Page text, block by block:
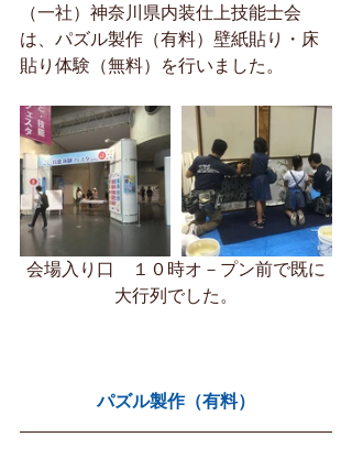
（一社）神奈川県内装仕上技能士会
は、パズル製作（有料）壁紙貼り・床
貼り体験（無料）を行いました。
会場入り口　１０時オ－プン前で既に
大行列でした。
パズル製作（有料）